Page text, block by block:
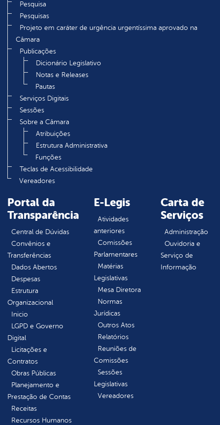
Pesquisa
Pesquisas
Projeto em caráter de urgência urgentíssima aprovado na
Câmara
Publicações
Dicionário Legislativo
Notas e Releases
Pautas
Serviços Digitais
Sessões
Sobre a Câmara
Atribuições
Estrutura Administrativa
Funções
Teclas de Acessibilidade
Vereadores
Portal da
Transparência
Central de Dúvidas
Convênios e
Transferências
Dados Abertos
Despesas
Estrutura
Organizacional
Inicio
LGPD e Governo
Digital
Licitações e
Contratos
Obras Públicas
Planejamento e
Prestação de Contas
Receitas
Recursos Humanos
E-Legis
Atividades
anteriores
Comissões
Parlamentares
Matérias
Legislativas
Mesa Diretora
Normas
Jurídicas
Outros Atos
Relatórios
Reuniões de
Comissões
Sessões
Legislativas
Vereadores
Carta de
Serviços
Administração
Ouvidoria e
Serviço de
Informação